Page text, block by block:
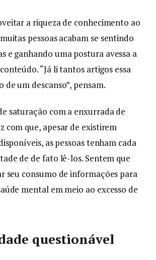
a riqueza de conhecimento ao
pessoas acabam se sentindo
e ganhando uma postura avessa a
“Já li tantos artigos essa
de um descanso”, pensam.
saturação com a enxurrada de
com que, apesar de existirem
as pessoas tenham cada
de de fato lê-los. Sentem que
seu consumo de informações para
mental em meio ao excesso de
questionável